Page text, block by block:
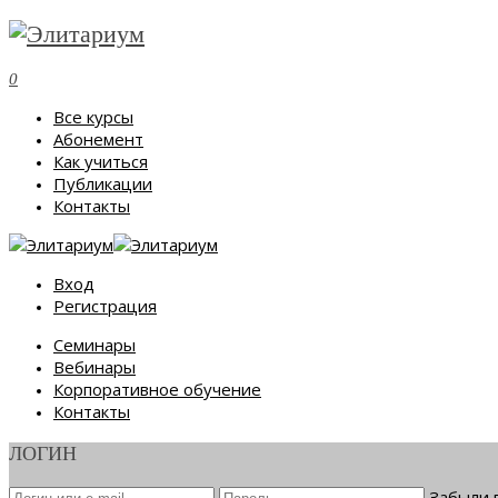
0
Все курсы
Абонемент
Как учиться
Публикации
Контакты
Вход
Регистрация
Семинары
Вебинары
Корпоративное обучение
Контакты
ЛОГИН